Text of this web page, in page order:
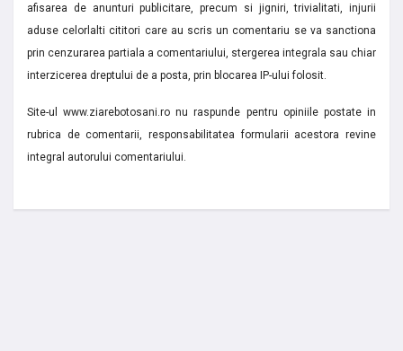
afisarea de anunturi publicitare, precum si jigniri, trivialitati, injurii
aduse celorlalti cititori care au scris un comentariu se va sanctiona
prin cenzurarea partiala a comentariului, stergerea integrala sau chiar
interzicerea dreptului de a posta, prin blocarea IP-ului folosit.
Site-ul www.ziarebotosani.ro nu raspunde pentru opiniile postate in
rubrica de comentarii, responsabilitatea formularii acestora revine
integral autorului comentariului.